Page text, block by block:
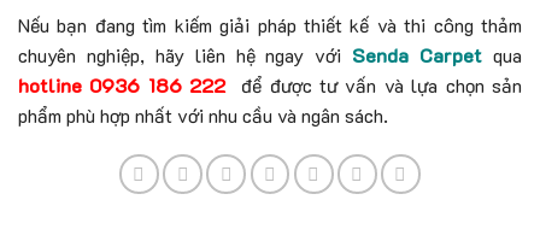
Nếu bạn đang tìm kiếm giải pháp thiết kế và thi công thảm
chuyên nghiệp, hãy liên hệ ngay với Senda Carpet qua
hotline 0936 186 222để được tư vấn và lựa chọn sản
phẩm phù hợp nhất với nhu cầu và ngân sách.